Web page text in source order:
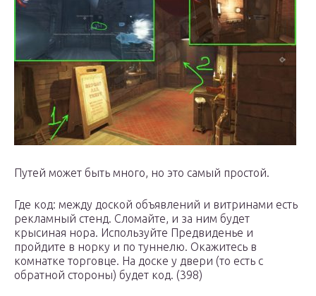
Путей может быть много, но это самый простой.
Где код: между доской объявлений и витринами есть
рекламный стенд. Сломайте, и за ним будет
крысиная нора. Используйте Предвиденье и
пройдите в норку и по туннелю. Окажитесь в
комнатке торговце. На доске у двери (то есть с
обратной стороны) будет код. (398)